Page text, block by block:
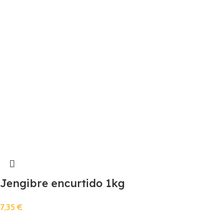
Jengibre encurtido 1kg
7,35€